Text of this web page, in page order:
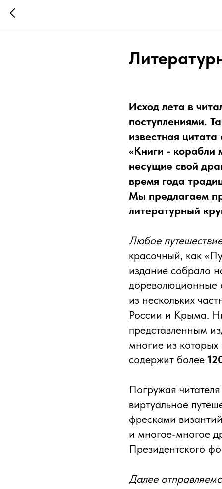
Исход лета в
поступлениями.
известная
«Книги - корабли
несущие свой
время года
Мы предлагаем
литературный
Любое
красочный, как
издание собрало
дореволюционные
из нескольких
России и Крыма.
представленным
многие из
содержит более
Погружая
виртуальное
фресками
и многое-многое
Президентского
Далее